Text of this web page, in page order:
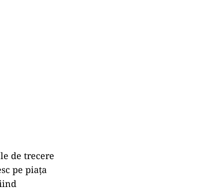
de trecere
pe piața